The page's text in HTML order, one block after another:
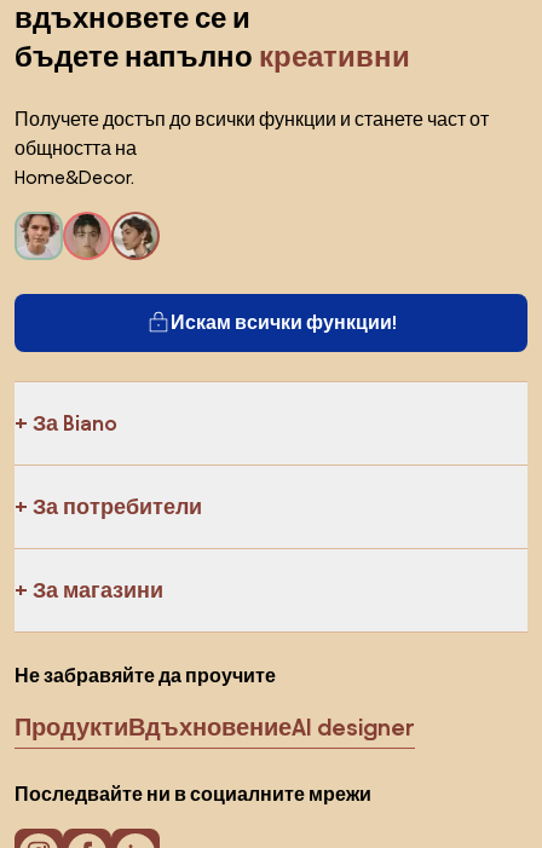
вдъхновете се и
бъдете напълно креативни
Получете достъп до всички функции и станете част от
общността на
Home&Decor.
Искам всички функции!
За Biano
За потребители
За магазини
Не забравяйте да проучите
ПродуктиВдъхновениеAI designer
Последвайте ни в социалните мрежи